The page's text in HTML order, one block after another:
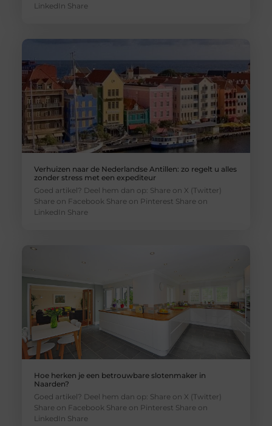
LinkedIn Share
Verhuizen naar de Nederlandse Antillen: zo regelt u alles
zonder stress met een expediteur
Goed artikel? Deel hem dan op: Share on X (Twitter)
Share on Facebook Share on Pinterest Share on
LinkedIn Share
Hoe herken je een betrouwbare slotenmaker in
Naarden?
Goed artikel? Deel hem dan op: Share on X (Twitter)
Share on Facebook Share on Pinterest Share on
LinkedIn Share